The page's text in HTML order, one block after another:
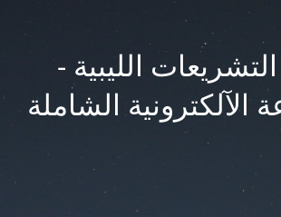
الليبية -
الآلكترونية الشاملة